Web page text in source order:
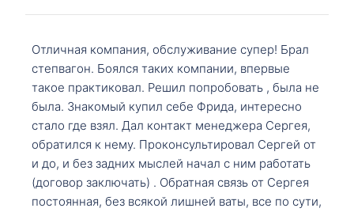
Отличная компания, обслуживание супер! Брал
степвагон. Боялся таких компании, впервые
такое практиковал. Решил попробовать , была не
была. Знакомый купил себе Фрида, интересно
стало где взял. Дал контакт менеджера Сергея,
обратился к нему. Проконсультировал Сергей от
и до, и без задних мыслей начал с ним работать
(договор заключать) . Обратная связь от Сергея
постоянная, без всякой лишней ваты, все по сути,